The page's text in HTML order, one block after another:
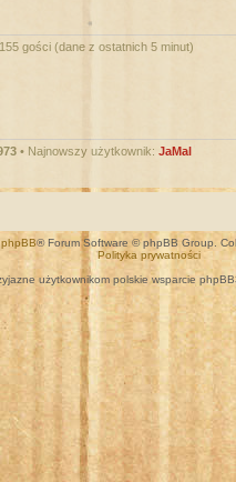
gości (dane z ostatnich 5 minut)
• Najnowszy użytkownik: JaMal
phpBB® Forum Software © phpBB Group.
Polityka prywatności
użytkownikom polskie wsparcie